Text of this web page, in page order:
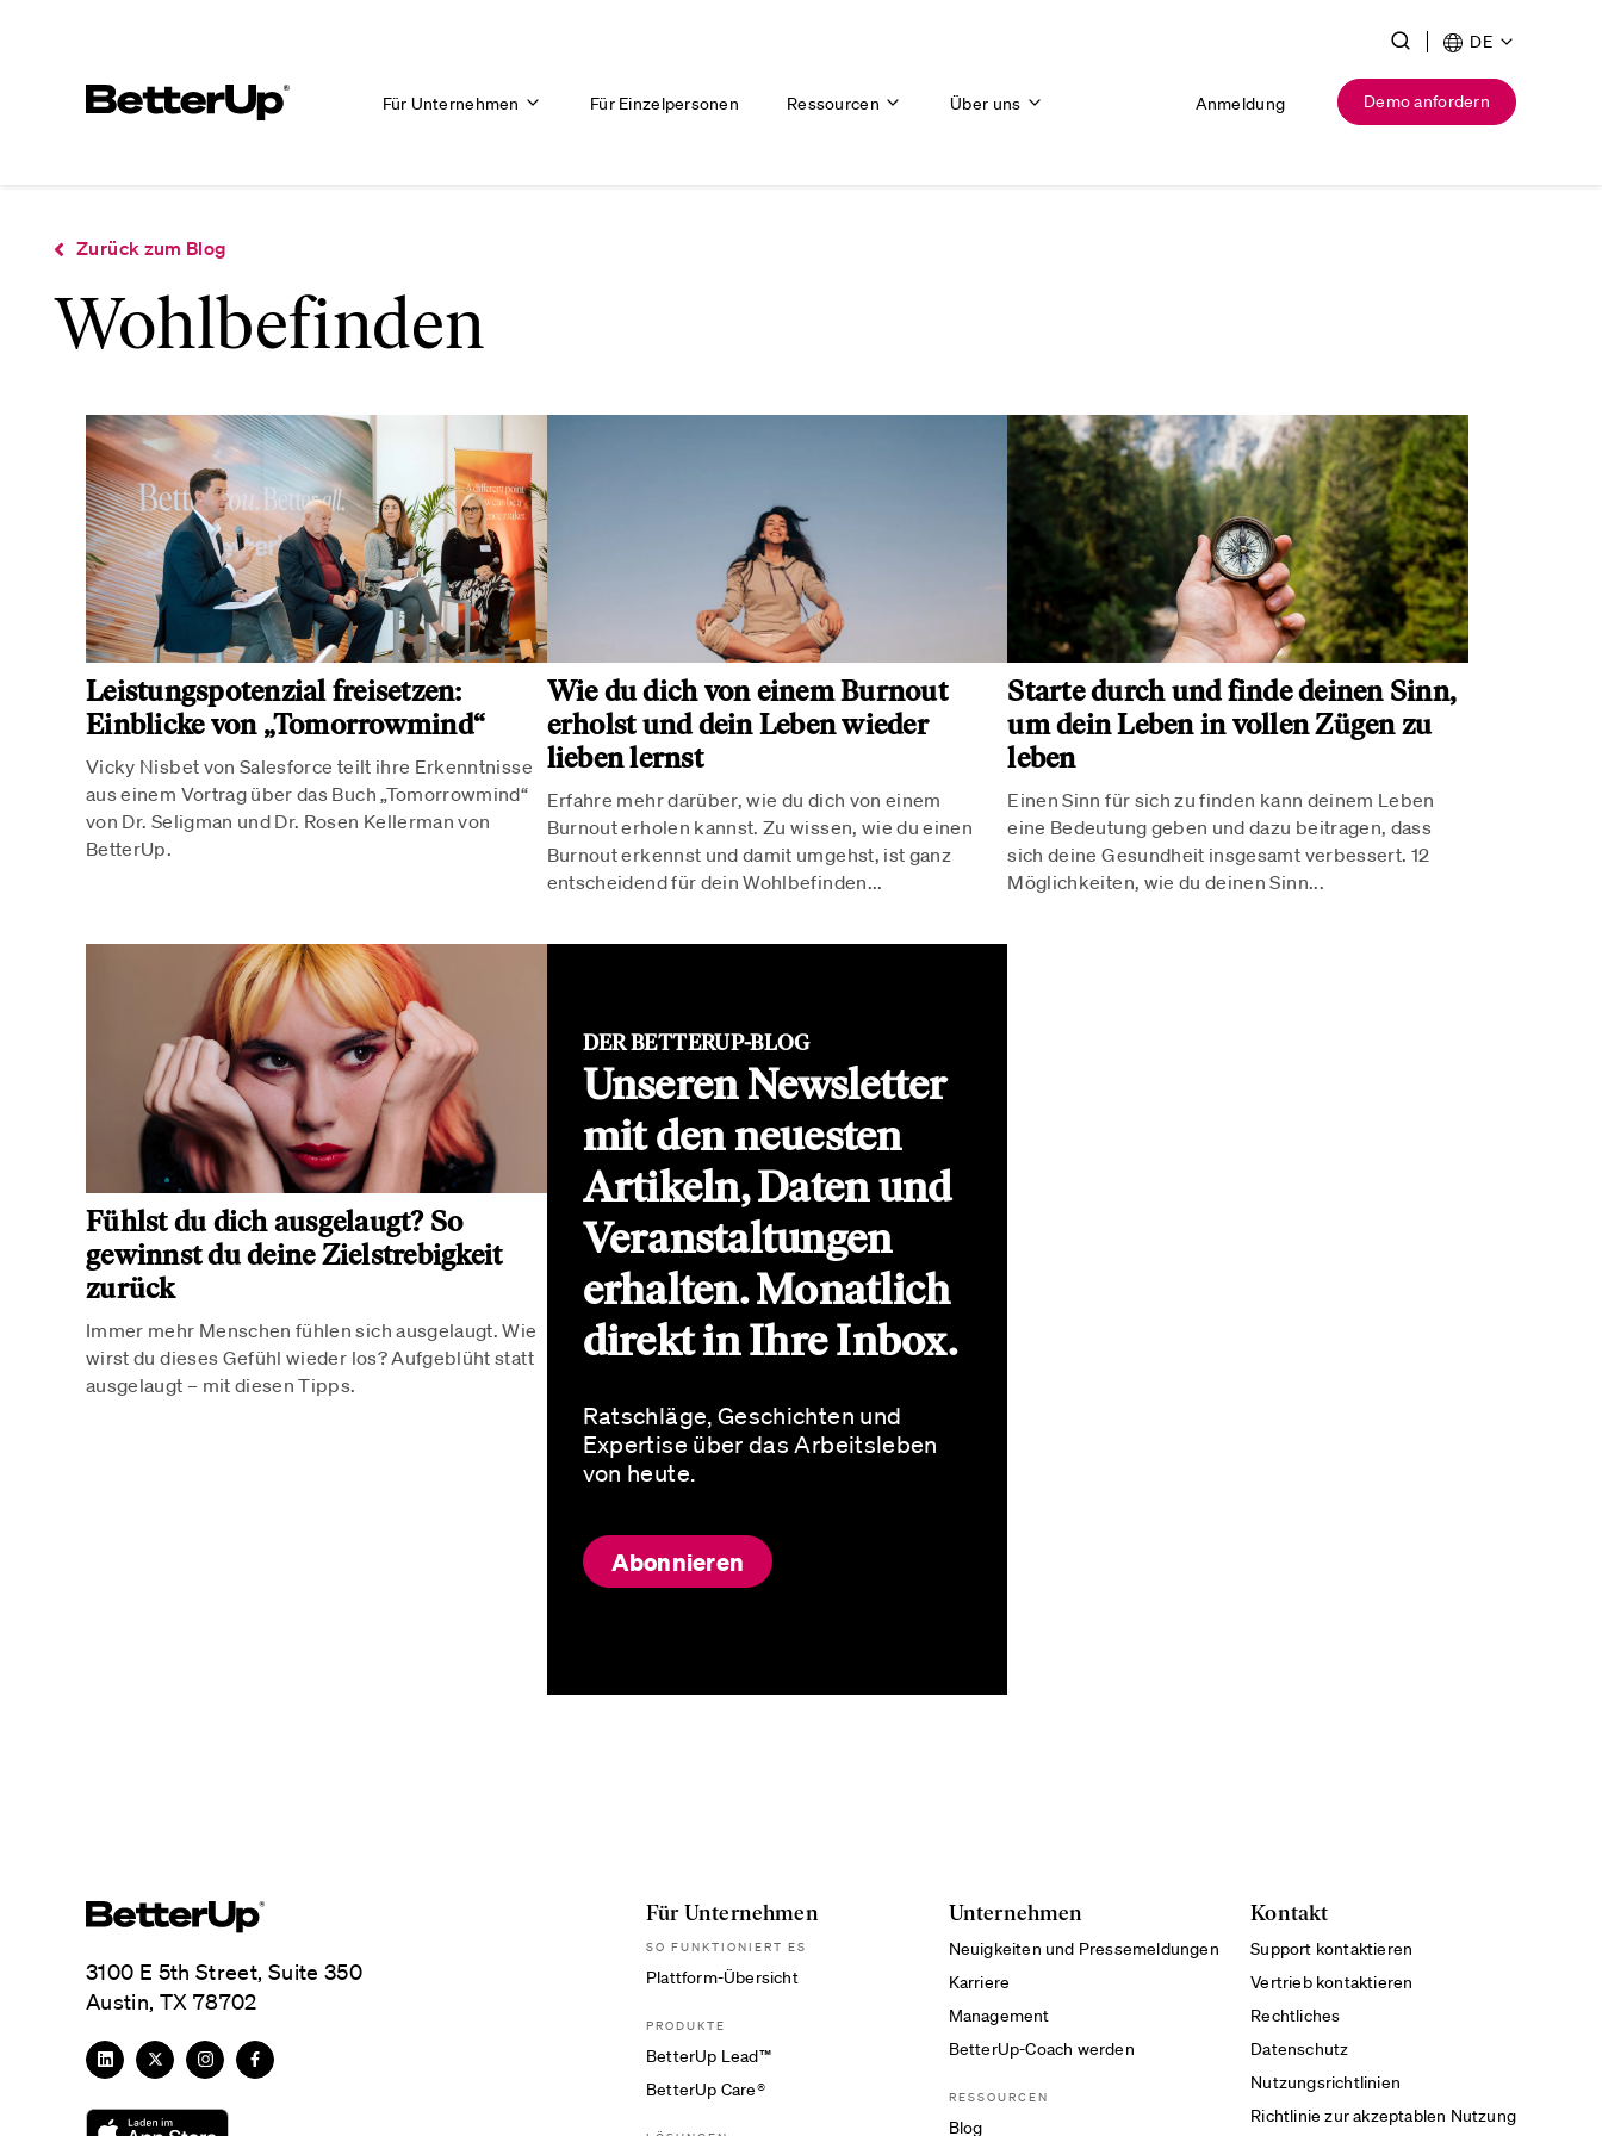
DE
Für Unternehmen Für Einzelpersonen Ressourcen Über uns Anmeldung Demo anfordern
Zurück zum Blog
Wohlbefinden
Leistungspotenzial freisetzen:
Einblicke von „Tomorrowmind“
Vicky Nisbet von Salesforce teilt ihre Erkenntnisse
aus einem Vortrag über das Buch „Tomorrowmind“
von Dr. Seligman und Dr. Rosen Kellerman von
BetterUp.
Wie du dich von einem Burnout
erholst und dein Leben wieder
lieben lernst
Erfahre mehr darüber, wie du dich von einem
Burnout erholen kannst. Zu wissen, wie du einen
Burnout erkennst und damit umgehst, ist ganz
entscheidend für dein Wohlbefinden...
Starte durch und finde deinen Sinn,
um dein Leben in vollen Zügen zu
leben
Einen Sinn für sich zu finden kann deinem Leben
eine Bedeutung geben und dazu beitragen, dass
sich deine Gesundheit insgesamt verbessert. 12
Möglichkeiten, wie du deinen Sinn...
Fühlst du dich ausgelaugt? So
gewinnst du deine Zielstrebigkeit
zurück
Immer mehr Menschen fühlen sich ausgelaugt. Wie
wirst du dieses Gefühl wieder los? Aufgeblüht statt
ausgelaugt – mit diesen Tipps.
DER BETTERUP-BLOG
Unseren Newsletter
mit den neuesten
Artikeln, Daten und
Veranstaltungen
erhalten. Monatlich
direkt in Ihre Inbox.
Ratschläge, Geschichten und
Expertise über das Arbeitsleben
von heute.
Abonnieren
3100 E 5th Street, Suite 350
Austin, TX 78702
Für Unternehmen
SO FUNKTIONIERT ES
Plattform-Übersicht
PRODUKTE
BetterUp Lead™
BetterUp Care®
Unternehmen
Neuigkeiten und Pressemeldungen
Karriere
Management
BetterUp-Coach werden
RESSOURCEN
Blog
Kontakt
Support kontaktieren
Vertrieb kontaktieren
Rechtliches
Datenschutz
Nutzungsrichtlinien
Richtlinie zur akzeptablen Nutzung